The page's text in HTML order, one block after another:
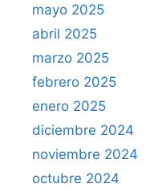
mayo 2025
abril 2025
marzo 2025
febrero 2025
enero 2025
diciembre 2024
noviembre 2024
octubre 2024